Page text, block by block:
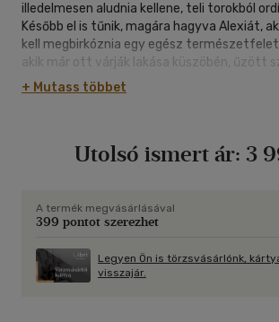
illedelmesen aludnia kellene, teli torokból
Később el is tűnik, magára hagyva Alexiát,
kell megbirkóznia egy egész
akik már ott várják lakása küszöbén, űzött
seregével, és Viktória királynő haragjával.
fegyverezve: van egy legújabb divat szerint
farkas falkával kerül szembe, akkor is
+ Mutass többet
Utolsó ismert ár: 3
A termék megvásárlásával
399 pontot szerezhet
Legyen Ön is törzsvásárlónk,
visszajár.